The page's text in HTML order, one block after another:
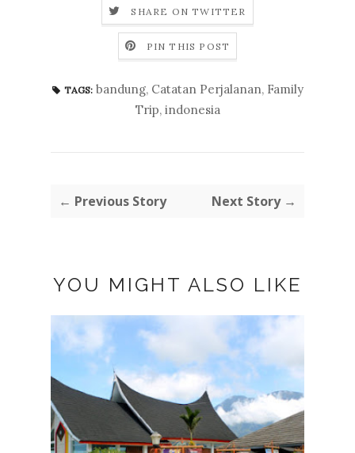
SHARE ON TWITTER
PIN THIS POST
TAGS: bandung, Catatan Perjalanan, Family
Trip, indonesia
← Previous Story Next Story →
YOU MIGHT ALSO LIKE